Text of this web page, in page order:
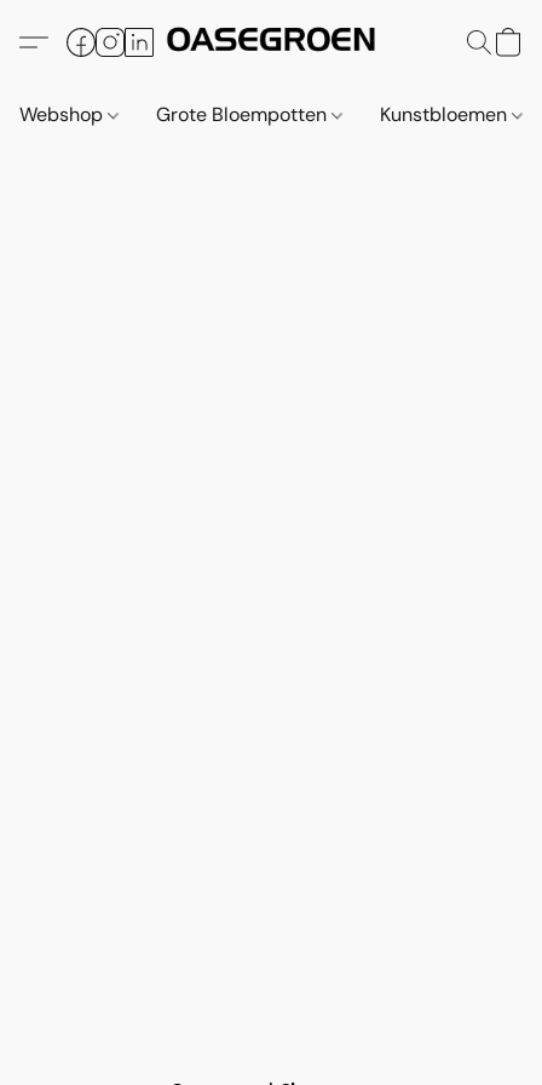
Webshop Grote Bloempotten Kunstbloemen